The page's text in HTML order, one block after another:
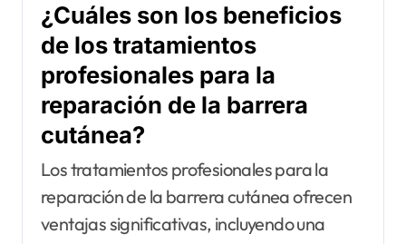
¿Cuáles son los beneficios
de los tratamientos
profesionales para la
reparación de la barrera
cutánea?
Los tratamientos profesionales para la
reparación de la barrera cutánea ofrecen
ventajas significativas, incluyendo una